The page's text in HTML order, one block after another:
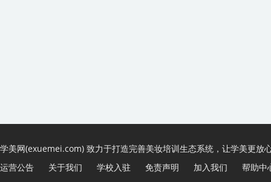
学美网(exuemei.com) 致力于打造完善美妆培训生态系统，让学美更放
运营公告
关于我们 学校入驻 免责声明 加入我们 帮助中